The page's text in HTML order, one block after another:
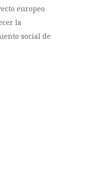
europeo
la
social de